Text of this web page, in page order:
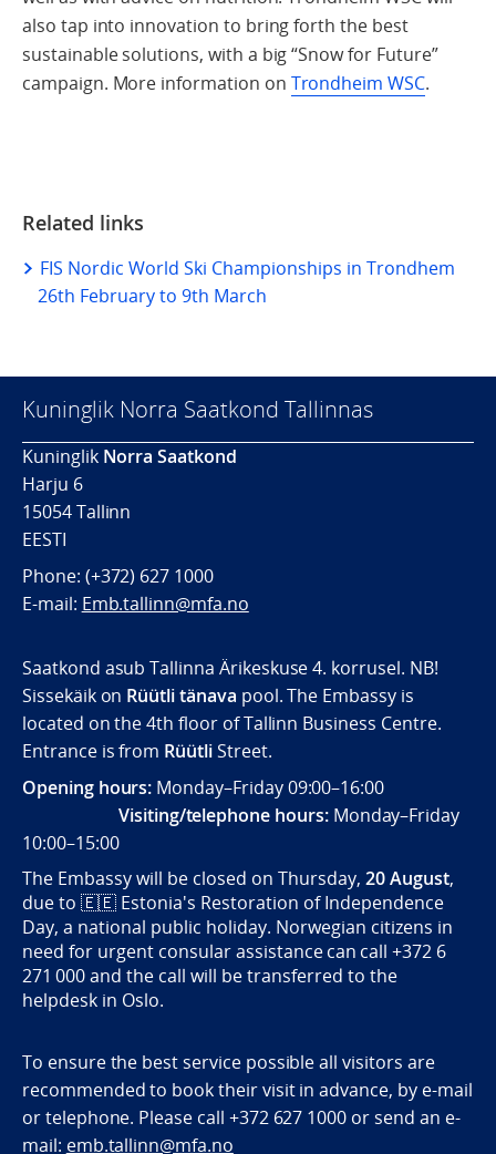
also tap into innovation to bring forth the best
sustainable solutions, with a big “Snow for Future”
campaign. More information on Trondheim WSC.
Related links
FIS Nordic World Ski Championships in Trondhem
26th February to 9th March
Kuninglik Norra Saatkond Tallinnas
KuninglikNorra Saatkond
Harju 6
15054 Tallinn
EESTI
Phone: (+372) 627 1000
E-mail: Emb.tallinn@mfa.no
Saatkond asub Tallinna Ärikeskuse 4. korrusel. NB!
Sissekäik on Rüütli tänava pool. The Embassy is
located on the 4th floor of Tallinn Business Centre.
Entrance is from RüütliStreet.
Opening hours: Monday–Friday 09:00–16:00
Visiting/telephone hours: Monday–Friday
10:00–15:00
The Embassy will be closed on Thursday, 20 August,
due to 🇪🇪 Estonia's Restoration of Independence
Day, a national public holiday. Norwegian citizens in
need for urgent consular assistance can call +372 6
271 000 and the call will be transferred to the
helpdesk in Oslo.
To ensure the best service possible all visitors are
recommended to book their visit in advance, by e-mail
or telephone. Please call +372 627 1000 or send an e-
mail: emb.tallinn@mfa.no